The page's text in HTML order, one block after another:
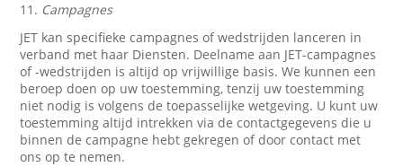
11. Campagnes
JET kan specifieke campagnes of wedstrijden lanceren in
verband met haar Diensten. Deelname aan JET-campagnes
of -wedstrijden is altijd op vrijwillige basis. We kunnen een
beroep doen op uw toestemming, tenzij uw toestemming
niet nodig is volgens de toepasselijke wetgeving. U kunt uw
toestemming altijd intrekken via de contactgegevens die u
binnen de campagne hebt gekregen of door contact met
ons op te nemen.